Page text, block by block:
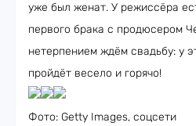
уже был женат. У режиссёра
первого брака с продюсером
нетерпением ждём свадьбу: у
пройдёт весело и горячо!
Фото: Getty Images, соцсети